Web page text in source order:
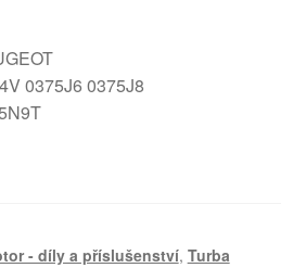
0375J6 0375J8
- díly a příslušenství, Turba